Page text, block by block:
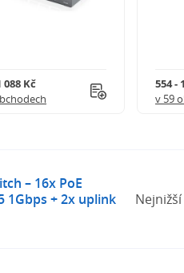
088 Kč
554 -
v 59
– 16x PoE
1Gbps + 2x uplink